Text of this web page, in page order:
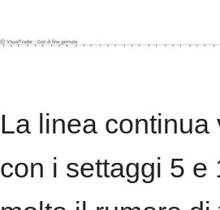
La linea continua
con i settaggi 5 e